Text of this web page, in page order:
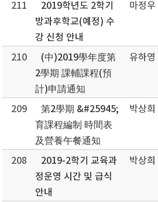
211
2019학년도 2학기
방과후학교(예정) 수
강 신청 안내
마정우
210
(中)2019學年度第
2學期 課輔課程(預
計)申請通知
유하영
209
第2學期 &#25945;
育課程編制 時間表
及營養午餐通知
박상희
208
2019-2학기 교육과
정운영 시간 및 급식
안내
박상희